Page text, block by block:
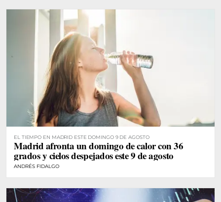
EL TIEMPO EN MADRID ESTE DOMINGO 9 DE AGOSTO
Madrid afronta un domingo de calor con 36
grados y cielos despejados este 9 de agosto
ANDRÉS FIDALGO